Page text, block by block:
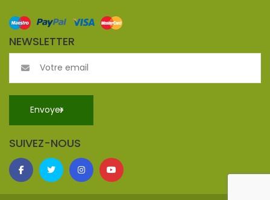
NEWSLETTER
SUIVEZ-NOUS